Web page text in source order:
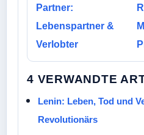
Partner:
Lebenspartner &
Verlobter
4 VERWANDTE
Lenin: Leben, Tod und
Revolutionärs